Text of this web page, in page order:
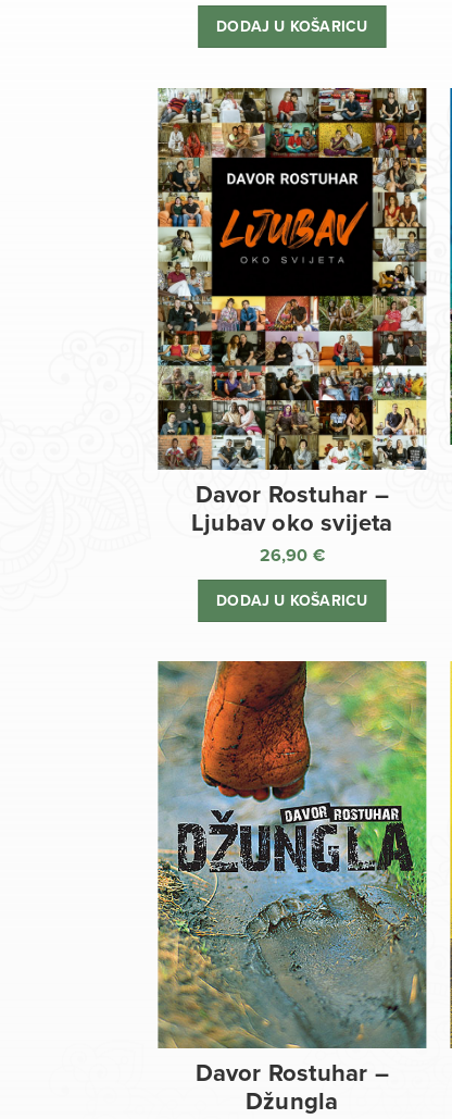
DODAJ U KOŠARICU
Davor Rostuhar –
Ljubav oko svijeta
26,90 €
DODAJ U KOŠARICU
Davor Rostuhar –
Džungla